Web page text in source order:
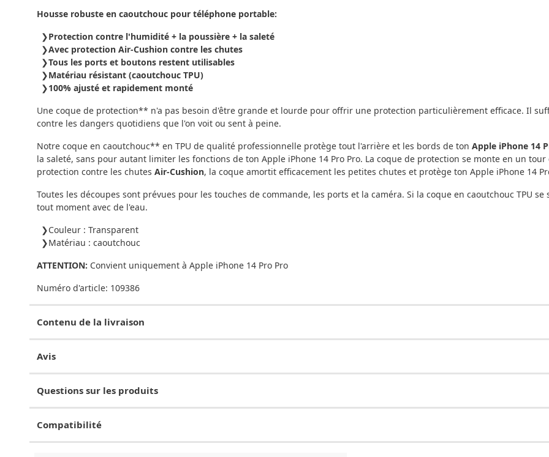
Housse robuste en caoutchouc pour téléphone portable:
Protection contre l'humidité + la poussière + la saleté
Avec protection Air-Cushion contre les chutes
Tous les ports et boutons restent utilisables
Matériau résistant (caoutchouc TPU)
100% ajusté et rapidement monté
Une coque de protection** n'a pas besoin d'être grande et lourde pour offrir une protection particulièrement efficace. Il
contre les dangers quotidiens que l'on voit ou sent à peine.
Notre coque en caoutchouc** en TPU de qualité professionnelle protège tout l'arrière et les bords de ton Apple iPhone 14
la saleté, sans pour autant limiter les fonctions de ton Apple iPhone 14 Pro Pro. La coque de protection se monte en un
protection contre les chutes Air-Cushion, la coque amortit efficacement les petites chutes et protège ton Apple iPhone 14
Toutes les découpes sont prévues pour les touches de commande, les ports et la caméra. Si la coque en caoutchouc TPU
tout moment avec de l'eau.
Couleur : Transparent
Matériau : caoutchouc
ATTENTION: Convient uniquement à Apple iPhone 14 Pro Pro
Numéro d'article: 109386
Contenu de la livraison
Avis
Questions sur les produits
Compatibilité